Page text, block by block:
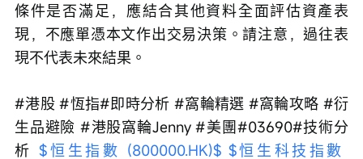
條件是否滿足，應結合其他資料全面評估資產表
現，不應單憑本文作出交易決策。請注意，過往表
現不代表未來結果。
#港股 #恆指#即時分析 #窩輪精選 #窩輪攻略 #衍
生品避險 #港股窩輪Jenny #美團#03690#技術分
析 $恒生指數 (800000.HK)$ $恒生科技指數